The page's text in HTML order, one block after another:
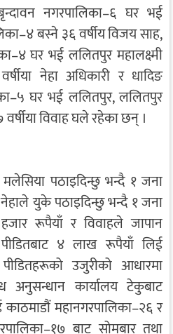
नगरपालिका–६ घर भई
बस्ने ३६ वर्षीय विजय साह,
घर भई ललितपुर महालक्ष्मी
नेहा अधिकारी र धादिङ
घर भई ललितपुर, ललितपुर
विवाह घले रहेका छन् ।
पठाइदिन्छु भन्दै १ जना
युके पठाइदिन्छु भन्दै १ जना
रूपैयाँ र विवाहले जापान
४ लाख रूपैयाँ लिई
उजुरीको आधारमा
अनुसन्धान कार्यालय टेकुबाट
महानगरपालिका–२६ र
बाट सोमबार तथा